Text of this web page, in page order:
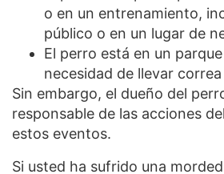
o en un entrenamiento,
público o en un lugar de
El perro está en un
necesidad de llevar correa
Sin embargo, el dueño del
responsable de las acciones
estos eventos.
Si usted ha sufrido una